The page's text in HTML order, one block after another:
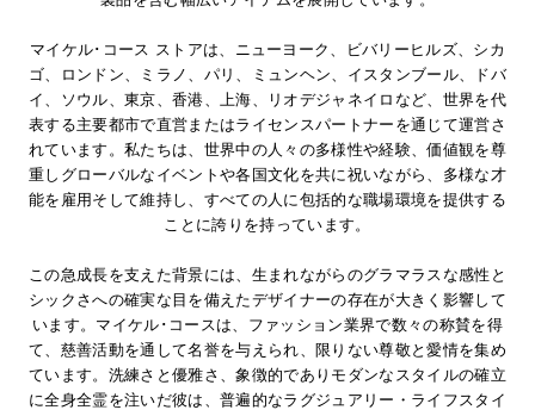
マイケル･コース ストアは、ニューヨーク、ビバリーヒルズ、シカ
ゴ、ロンドン、ミラノ、パリ、ミュンヘン、イスタンブール、ドバ
イ、ソウル、東京、香港、上海、リオデジャネイロなど、世界を代
表する主要都市で直営またはライセンスパートナーを通じて運営さ
れています。私たちは、世界中の人々の多様性や経験、価値観を尊
重しグローバルなイベントや各国文化を共に祝いながら、多様な才
能を雇用そして維持し、すべての人に包括的な職場環境を提供する
ことに誇りを持っています。
この急成長を支えた背景には、生まれながらのグラマラスな感性と
シックさへの確実な目を備えたデザイナーの存在が大きく影響して
います。マイケル･コースは、ファッション業界で数々の称賛を得
て、慈善活動を通して名誉を与えられ、限りない尊敬と愛情を集め
ています。洗練さと優雅さ、象徴的でありモダンなスタイルの確立
に全身全霊を注いだ彼は、普遍的なラグジュアリー・ライフスタイ